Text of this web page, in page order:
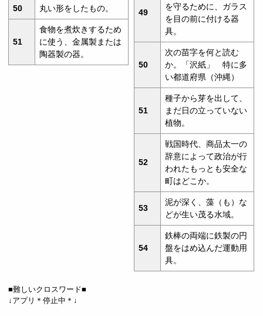
50 丸い形をしたもの。
51
食物を煮炊きするため
に使う、金属製または
陶器製の器。
49
を守るために、ガラス
を目の前に付ける器
具。
50
次の苗字を何と読む
か。「沢紙」 特に多
い都道府県（沖縄）
51
種子から芽を出して、
まだ日の立っていない
植物。
52
戦国時代、商品太一の
辞意によって政治が行
われたもっとも安全な
町はどこか。
53
泥が深く、藻（も）な
どが生い茂る水域。
54
鉄棒の両端に鉄製の円
盤をはめ込んだ運動用
具。
■難しいクロスワード■
↓アプリ＊停止中＊↓